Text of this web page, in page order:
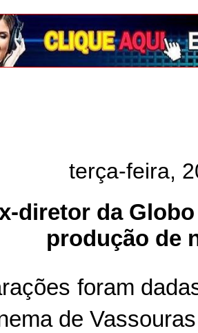
terça-feira,
diretor da
produção de
foram
de Vassouras